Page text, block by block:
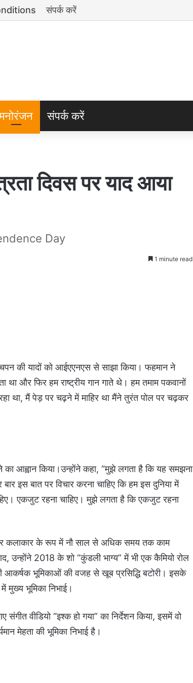
संपर्क करें
संपर्क करें
दिवस पर याद आया
Day
1 minute read
की यादों को आईएएनएस से साझा किया। फहमान ने
और फिर हम राष्ट्रीय गान गाते थे। हम तमाम पकवानों
था, मैं पेड़ पर चढ़ने में माहिर था मैंने तुरंत पोल पर चढ़कर
आह्वान किया।उन्होंने कहा, “मुझे लगता है कि यह समझना
इस बात पर विचार करना चाहिए कि हम इस दुनिया में
एकजुट रहना चाहिए। मुझे लगता है कि एकजुट रहना
कलाकार के रूप में नौ साल से अधिक समय तक काम
2018 के शो “कुंडली भाग्य” में भी एक कैमियो रोल
आकर्षक भूमिकाओं की वजह से खूब प्रसिद्धि बटोरी। इसके
मुख्य भूमिका निभाई।
संगीत वीडियो “इश्क हो गया” का निर्देशन किया, इसमें वो
मेहता की भूमिका निभाई है।